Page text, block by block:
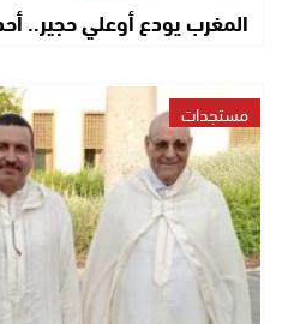
المغرب يودع أوعلي حجير.. أحد
مستجدات